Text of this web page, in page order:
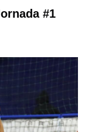
#1